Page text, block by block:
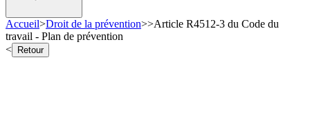
Accueil>Droit de la prévention>>Article R4512-3 du Code du
travail - Plan de prévention
<
Retour